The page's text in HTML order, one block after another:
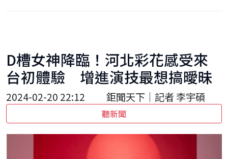
D槽女神降臨！河北彩花感受來
台初體驗 增進演技最想搞曖昧
2024-02-20 22:12 鉅聞天下｜記者 李宇碩
聽新聞